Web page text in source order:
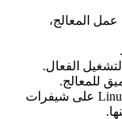
المعالج،
الفعال.
للمعالج.
تعتمد أنظمة التشغيل مثل Windows وLinux على شيفرات